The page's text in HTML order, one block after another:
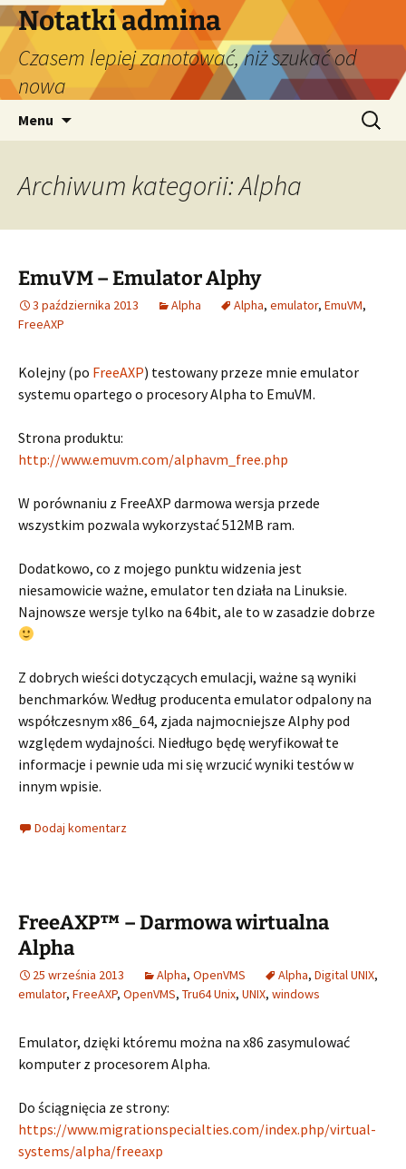
Przejdź
do
treści
Notatki admina
Czasem lepiej zanotować, niż szukać od
nowa
Menu Szukaj:
Archiwum kategorii: Alpha
EmuVM – Emulator Alphy
3 października 2013 Alpha Alpha, emulator, EmuVM,
FreeAXP
Kolejny (po FreeAXP) testowany przeze mnie emulator
systemu opartego o procesory Alpha to EmuVM.
Strona produktu:
http://www.emuvm.com/alphavm_free.php
W porównaniu z FreeAXP darmowa wersja przede
wszystkim pozwala wykorzystać 512MB ram.
Dodatkowo, co z mojego punktu widzenia jest
niesamowicie ważne, emulator ten działa na Linuksie.
Najnowsze wersje tylko na 64bit, ale to w zasadzie dobrze
Z dobrych wieści dotyczących emulacji, ważne są wyniki
benchmarków. Według producenta emulator odpalony na
współczesnym x86_64, zjada najmocniejsze Alphy pod
względem wydajności. Niedługo będę weryfikował te
informacje i pewnie uda mi się wrzucić wyniki testów w
innym wpisie.
Dodaj komentarz
FreeAXP™ – Darmowa wirtualna
Alpha
25 września 2013 Alpha, OpenVMS Alpha, Digital UNIX,
emulator, FreeAXP, OpenVMS, Tru64 Unix, UNIX, windows
Emulator, dzięki któremu można na x86 zasymulować
komputer z procesorem Alpha.
Do ściągnięcia ze strony:
https://www.migrationspecialties.com/index.php/virtual-
systems/alpha/freeaxp